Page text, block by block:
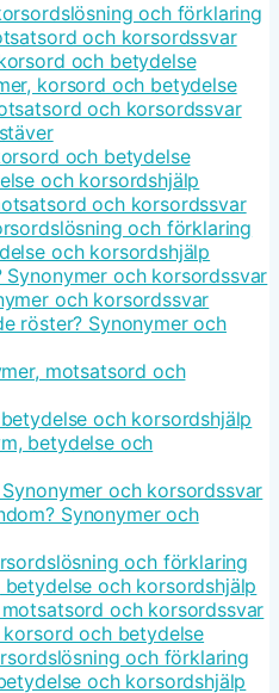
och förklaring
och korsordssvar
och betydelse
korsord och betydelse
och korsordssvar
och betydelse
och korsordshjälp
och korsordssvar
och förklaring
och korsordshjälp
och korsordssvar
och korsordssvar
röster? Synonymer och
motsatsord och
och korsordshjälp
betydelse och
och korsordssvar
Synonymer och
och förklaring
och korsordshjälp
och korsordssvar
och betydelse
och förklaring
och korsordshjälp